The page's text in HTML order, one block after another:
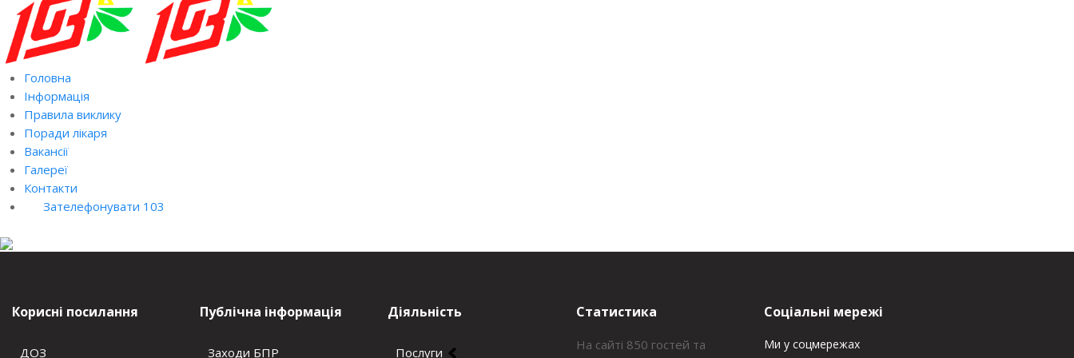
Головна
Інформація
Правила виклику
Поради лікаря
Вакансії
Галереї
Контакти
Зателефонувати 103
Корисні посилання
ДОЗ
Публічна інформація
Заходи БПР
Діяльність
Послуги
Статистика
На сайті 850 гостей та
Соціальні мережі
Ми у соцмережах